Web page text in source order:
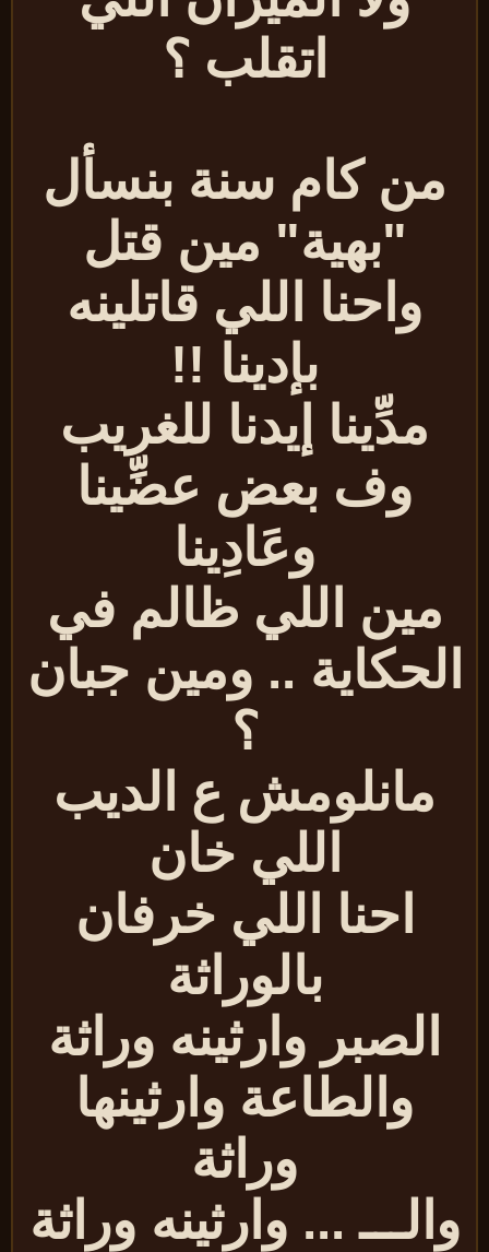
اتقلب ؟
من كام سنة بنسأل
"بهية" مين قتل
واحنا اللي قاتلينه
بإدينا !!
مدِّينا إيدنا للغريب
وف بعض عضِّينا
وعَادِينا
مين اللي ظالم في
.. ومين جبان
مانلومش ع الديب
اللي خان
احنا اللي خرفان
بالوراثة
الصبر وارثينه وراثة
والطاعة وارثينها
وراثة
... وارثينه وراثة